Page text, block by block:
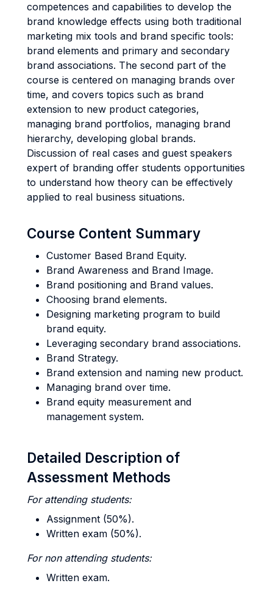
competences and capabilities to develop the
brand knowledge effects using both traditional
marketing mix tools and brand specific tools:
brand elements and primary and secondary
brand associations. The second part of the
course is centered on managing brands over
time, and covers topics such as brand
extension to new product categories,
managing brand portfolios, managing brand
hierarchy, developing global brands.
Discussion of real cases and guest speakers
expert of branding offer students opportunities
to understand how theory can be effectively
applied to real business situations.
Course Content Summary
Customer Based Brand Equity.
Brand Awareness and Brand Image.
Brand positioning and Brand values.
Choosing brand elements.
Designing marketing program to build
brand equity.
Leveraging secondary brand associations.
Brand Strategy.
Brand extension and naming new product.
Managing brand over time.
Brand equity measurement and
management system.
Detailed Description of
Assessment Methods
For attending students:
Assignment (50%).
Written exam (50%).
For non attending students:
Written exam.